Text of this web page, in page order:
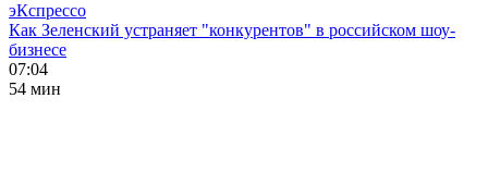
эКспрессо
Как Зеленский устраняет "конкурентов" в российском шоу-
бизнесе
07:04
54 мин